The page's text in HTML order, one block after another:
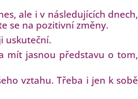
ale i v následujících dnech,
se na pozitivní změny.
uskuteční.
mít jasnou představu o tom,
vztahu. Třeba i jen k sobě